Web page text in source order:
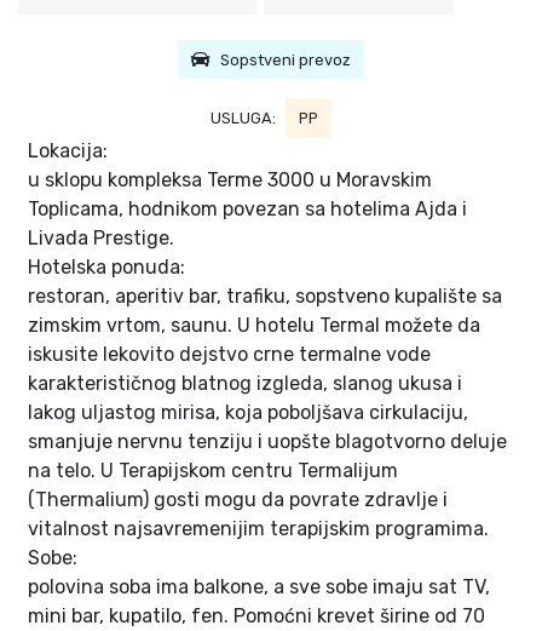
Sopstveni prevoz
USLUGA: PP
Lokacija:
u sklopu kompleksa Terme 3000 u Moravskim
Toplicama, hodnikom povezan sa hotelima Ajda i
Livada Prestige.
Hotelska ponuda:
restoran, aperitiv bar, trafiku, sopstveno kupalište sa
zimskim vrtom, saunu. U hotelu Termal možete da
iskusite lekovito dejstvo crne termalne vode
karakterističnog blatnog izgleda, slanog ukusa i
lakog uljastog mirisa, koja poboljšava cirkulaciju,
smanjuje nervnu tenziju i uopšte blagotvorno deluje
na telo. U Terapijskom centru Termalijum
(Thermalium) gosti mogu da povrate zdravlje i
vitalnost najsavremenijim terapijskim programima.
Sobe:
polovina soba ima balkone, a sve sobe imaju sat TV,
mini bar, kupatilo, fen. Pomoćni krevet širine od 70